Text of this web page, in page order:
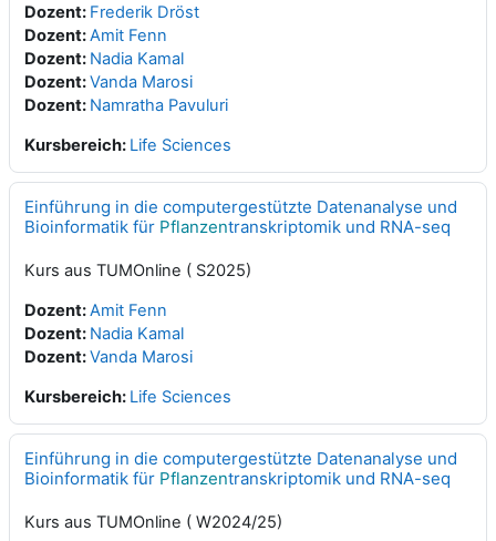
Dozent: Frederik Dröst
Dozent:Amit Fenn
Dozent: Nadia Kamal
Dozent:Vanda Marosi
Dozent: Namratha Pavuluri
Kursbereich: Life Sciences
Einführung in die computergestützte Datenanalyse und
Bioinformatik für Pflanzentranskriptomik und RNA-seq
Kurs aus TUMOnline ( S2025)
Dozent:Amit Fenn
Dozent: Nadia Kamal
Dozent:Vanda Marosi
Kursbereich: Life Sciences
Einführung in die computergestützte Datenanalyse und
Bioinformatik für Pflanzentranskriptomik und RNA-seq
Kurs aus TUMOnline ( W2024/25)